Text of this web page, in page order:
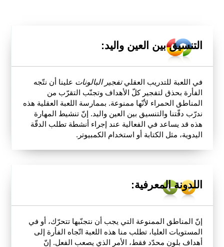
التنسيق بين العين واليد:
في اللعبة للتدريب العقليتفجير البالونات علينا أن نتّجه
الفأرة بحذق لتفجير كلّ الأهداف وتجنّب التقرّب من
المناطق الحمراء لأنّها ممنوعة. بممارسة اللعبة العقلية هذه
ندرّب دقّتنا والتنسيق بين العين واليد. إنّ تنشيط المهارة
هذه قد يساعد في الفعالية عند إجراء أنشطة تطلب الدقّة
اليدوية، مثل الكتابة أو استخدام الكمبيوتر.
اللدونة المعرفية:
إنّ المناطق الممنوعة التي يجب أن نتجنّبها تتحرّك، أو في
المستويات العليا، تطلب منا هذه اللعبة اتّجاه الفأرة إلى
أهداف بلون محدّد فقط، الأمر الذي يصعب الفعل. إنّ